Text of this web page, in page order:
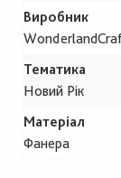
Виробник
Тематика
Новий Рік
Матеріал
Фанера